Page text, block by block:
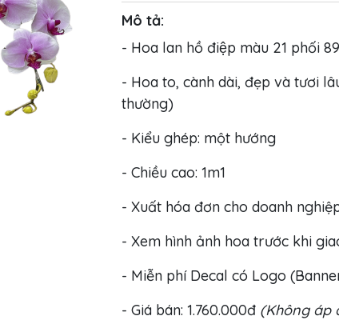
Mô tả:
- Hoa lan hồ điệp màu 21 phối
- Hoa to, cành dài, đẹp và tươi
thường)
- Kiểu ghép: một hướng
- Chiều cao: 1m1
- Xuất hóa đơn cho doanh
- Xem hình ảnh hoa trước khi
- Miễn phí Decal có Logo
- Giá bán: 1.760.000đ (Không áp